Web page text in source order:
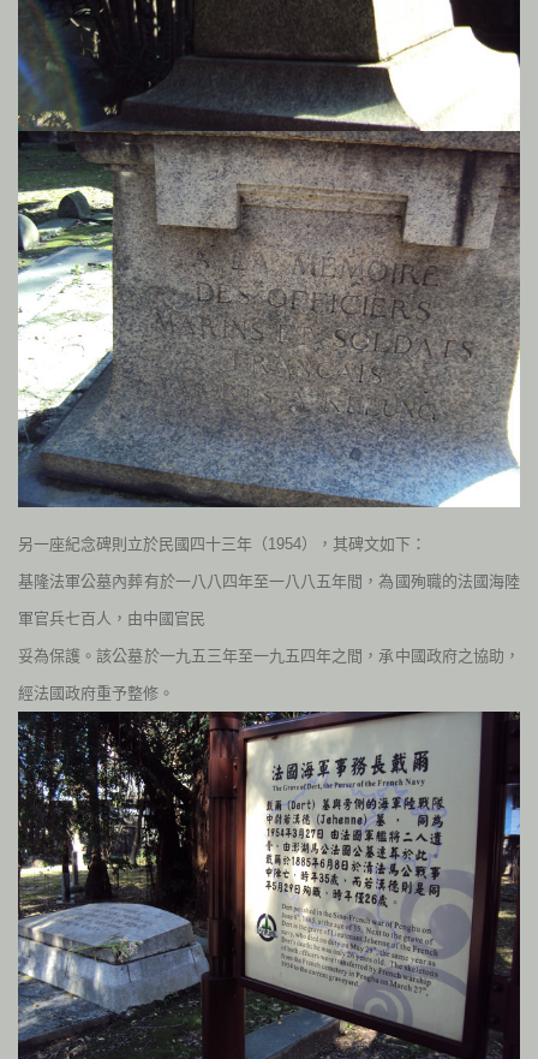
另一座紀念碑則立於民國四十三年（1954），其碑文如下：
基隆法軍公墓內葬有於一八八四年至一八八五年間，為國殉職的法國海陸
軍官兵七百人，由中國官民
妥為保護。該公墓於一九五三年至一九五四年之間，承中國政府之協助，
經法國政府重予整修。